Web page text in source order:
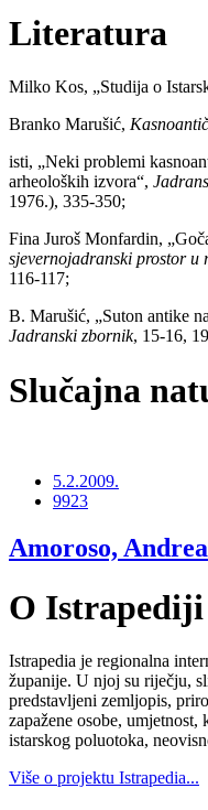
Literatura
Milko Kos, „Studija o
Branko Marušić,
isti, „Neki problemi
arheoloških izvora“,
1976.), 335-350;
Fina Juroš Monfardin,
sjevernojadranski prostor u
116-117;
B. Marušić, „Suton antike
Jadranski zbornik, 15-16,
Slučajna
5.2.2009.
9923
Amoroso, Andrea
O Istrapediji
Istrapedia je regionalna
županije. U njoj su riječju,
predstavljeni zemljopis,
zapažene osobe,
istarskog poluotoka,
Više o projektu Istrapedia...